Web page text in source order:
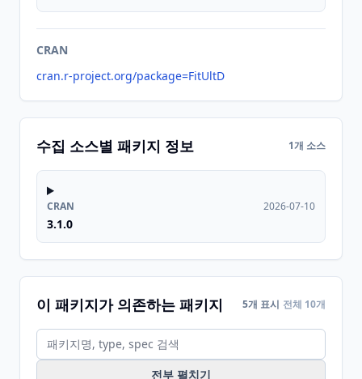
CRAN
cran.r-project.org/package=FitUltD
수집 소스별 패키지 정보 1개 소스
CRAN
3.1.0
2026-07-10
이 패키지가 의존하는 패키지 5개 표시 전체 10개
전부 펼치기